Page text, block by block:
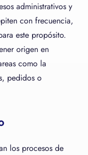
administrativos y
con frecuencia,
este propósito.
origen en
como la
pedidos o
los procesos de